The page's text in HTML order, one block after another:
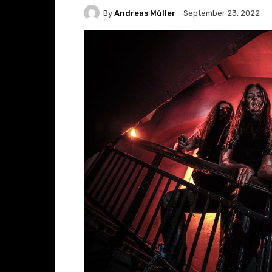
By Andreas Müller September 23, 2022